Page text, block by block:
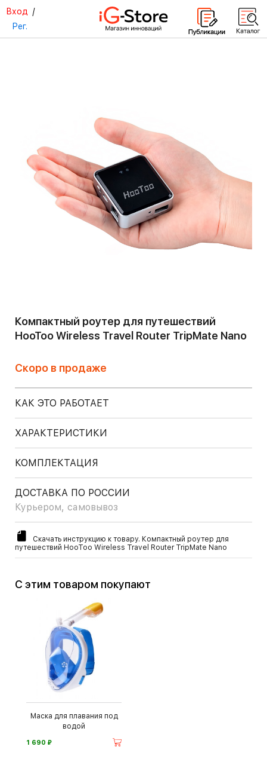
Вход /
Рег.
Компактный роутер для путешествий
HooToo Wireless Travel Router TripMate Nano
Скоро в продаже
КАК ЭТО РАБОТАЕТ
ХАРАКТЕРИСТИКИ
КОМПЛЕКТАЦИЯ
ДОСТАВКА ПО РОССИИ
Курьером, самовывоз
Скачать инструкцию к товару. Компактный роутер для
путешествий HooToo Wireless Travel Router TripMate Nano
С этим товаром покупают
Маска для плавания под
водой
1 690 ⃏